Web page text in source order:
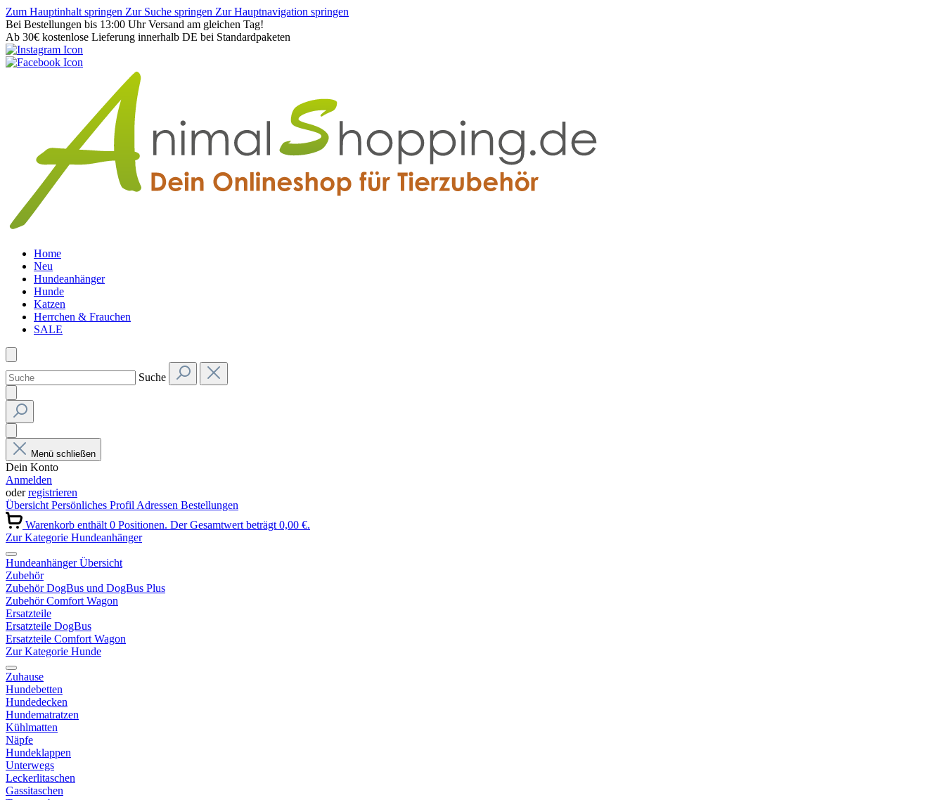
Zum Hauptinhalt springen Zur Suche springen Zur Hauptnavigation springen
Bei Bestellungen bis 13:00 Uhr Versand am gleichen Tag!
Ab 30€ kostenlose Lieferung innerhalb DE bei Standardpaketen
Home
Neu
Hundeanhänger
Hunde
Katzen
Herrchen & Frauchen
SALE
Suche
Menü schließen
Dein Konto
Anmelden
oderregistrieren
ÜbersichtPersönliches ProfilAdressen Bestellungen
Warenkorb enthält 0 Positionen. Der Gesamtwert beträgt 0,00 €.
Zur Kategorie Hundeanhänger
Hundeanhänger Übersicht
Zubehör
Zubehör DogBus und DogBus Plus
Zubehör Comfort Wagon
Ersatzteile
Ersatzteile DogBus
Ersatzteile Comfort Wagon
Zur Kategorie Hunde
Zuhause
Hundebetten
Hundedecken
Hundematratzen
Kühlmatten
Näpfe
Hundeklappen
Unterwegs
Leckerlitaschen
Gassitaschen